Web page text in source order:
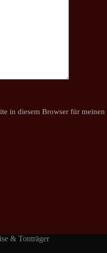
in diesem Browser für meinen
& Tonträger